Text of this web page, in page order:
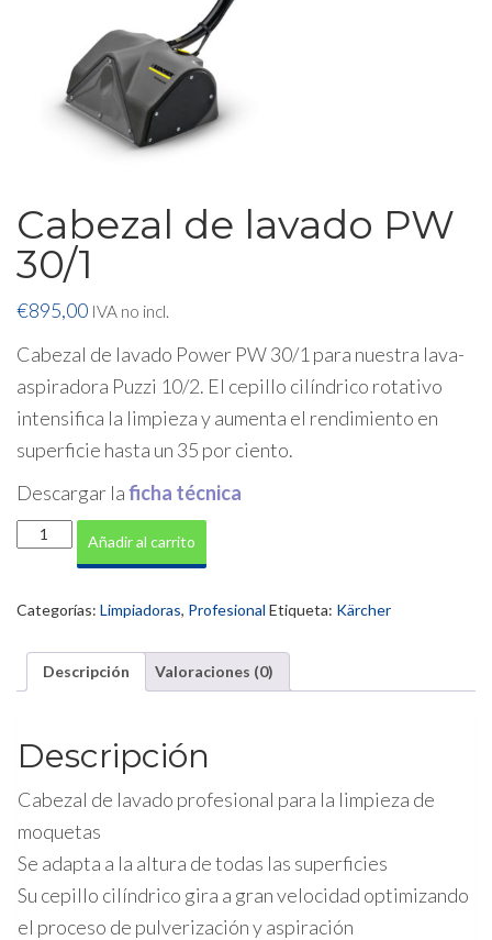
Cabezal de lavado PW
30/1
€895,00 IVA no incl.
Cabezal de lavado Power PW 30/1 para nuestra lava-
aspiradora Puzzi 10/2. El cepillo cilíndrico rotativo
intensifica la limpieza y aumenta el rendimiento en
superficie hasta un 35 por ciento.
Descargar laficha técnica
Cabezal
de
30/1
Añadir al carrito
Categorías: Limpiadoras, Profesional Etiqueta: Kärcher
Descripción Valoraciones (0)
Descripción
Cabezal de lavado profesional para la limpieza de
moquetas
Se adapta a la altura de todas las superficies
Su cepillo cilíndrico gira a gran velocidad optimizando
el proceso de pulverización y aspiración